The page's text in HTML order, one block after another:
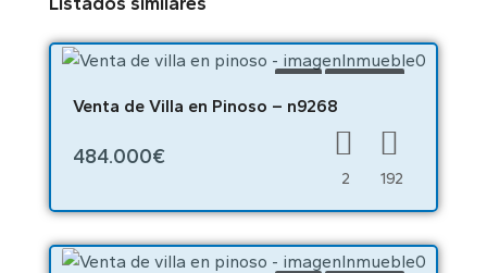
VENTA OBRA NUEVA
Venta de Villa en Pinoso – n9268
484.000€
2 192